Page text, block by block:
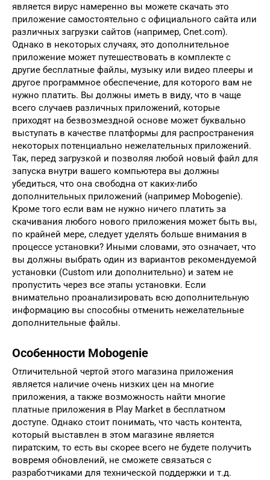
является вирус намеренно вы можете скачать это
приложение самостоятельно с официального сайта или
различных загрузки сайтов (например, Cnet.com).
Однако в некоторых случаях, это дополнительное
приложение может путешествовать в комплекте с
другие бесплатные файлы, музыку или видео плееры и
другое программное обеспечение, для которого вам не
нужно платить. Вы должны иметь в виду, что в чаще
всего случаев различных приложений, которые
приходят на безвозмездной основе может буквально
выступать в качестве платформы для распространения
некоторых потенциально нежелательных приложений.
Так, перед загрузкой и позволяя любой новый файл для
запуска внутри вашего компьютера вы должны
убедиться, что она свободна от каких-либо
дополнительных приложений (например Mobogenie).
Кроме того если вам не нужно ничего платить за
скачивания любого нового приложения может быть вы,
по крайней мере, следует уделять больше внимания в
процессе установки? Иными словами, это означает, что
вы должны выбрать один из вариантов рекомендуемой
установки (Custom или дополнительно) и затем не
пропустить через все этапы установки. Если
внимательно проанализировать всю дополнительную
информацию вы способны отменить нежелательные
дополнительные файлы.
Особенности Mobogenie
Отличительной чертой этого магазина приложения
является наличие очень низких цен на многие
приложения, а также возможность найти многие
платные приложения в Play Market в бесплатном
доступе. Однако стоит понимать, что часть контента,
который выставлен в этом магазине является
пиратским, то есть вы скорее всего не будете получить
вовремя обновлений, не сможете связаться с
разработчиками для технической поддержки и т.д.